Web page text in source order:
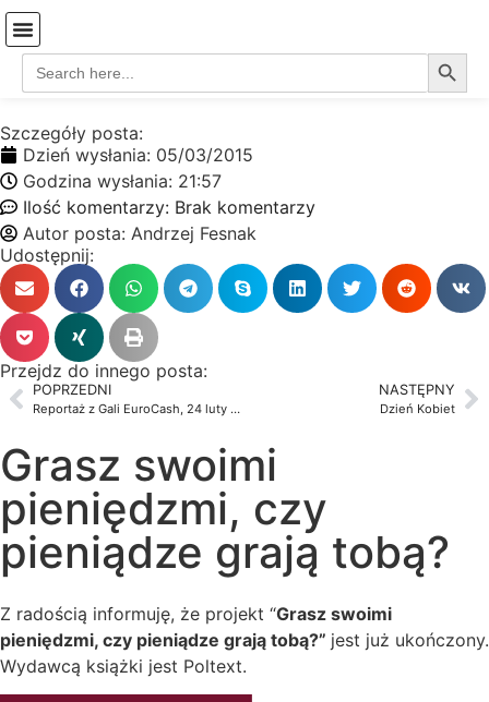
Search
for:
Szczegóły posta:
Dzień wysłania: 05/03/2015
Godzina wysłania: 21:57
Ilość komentarzy: Brak komentarzy
Autor posta: Andrzej Fesnak
Udostępnij:
Przejdz do innego posta:
POPRZEDNI
Reportaż z Gali EuroCash, 24 luty Szczecin
NASTĘPNY
Dzień Kobiet
Grasz swoimi
pieniędzmi, czy
pieniądze grają tobą?
Z radością informuję, że projekt “Grasz swoimi
pieniędzmi, czy pieniądze grają tobą?” jest już ukończony.
Wydawcą książki jest Poltext.